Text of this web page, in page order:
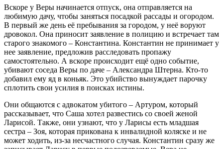
Вскоре у Веры начинается отпуск, она отправляется на
любимую дачу, чтобы заняться посадкой рассады и огородом.
В первый же день её пребывания за городом, у неё воруют
дровокол. Она приносит заявление в полицию и встречает там
старого знакомого – Константина. Константин не принимает у
нее заявление, предложив расследовать пропажу
самостоятельно. А вскоре происходит ещё одно событие,
убивают соседа Веры по даче – Александра Штерна. Кто-то
добавил ему яд в коньяк. Это убийство вынуждает парочку
сплотить свои усилия в поисках истины.
Они общаются с адвокатом убитого – Артуром, который
рассказывает, что Саша хотел развестись со своей женой
Ларисой. Также, они узнают, что у Ларисы есть младшая
сестра – Зоя, которая прикована к инвалидной коляске и не
может ходить, из-за несчастного случая. Константин сразу же